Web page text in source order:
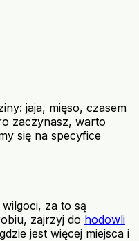
jaja, mięso, czasem
zaczynasz, warto
się na specyfice
za to są
zajrzyj do hodowli
jest więcej miejsca i